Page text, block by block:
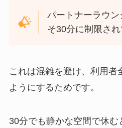
パートナーラウン
そ30分に制限され
これは混雑を避け、利用者
ようにするためです。
30分でも静かな空間で休